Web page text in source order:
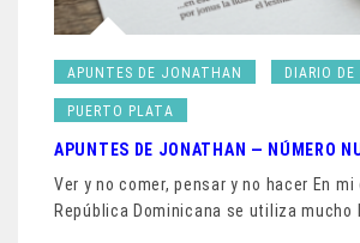
APUNTES DE JONATHAN DIARIO DE
PUERTO PLATA
APUNTES DE JONATHAN — NÚMERO
Ver y no comer, pensar y no hacer En mi
República Dominicana se utiliza mucho